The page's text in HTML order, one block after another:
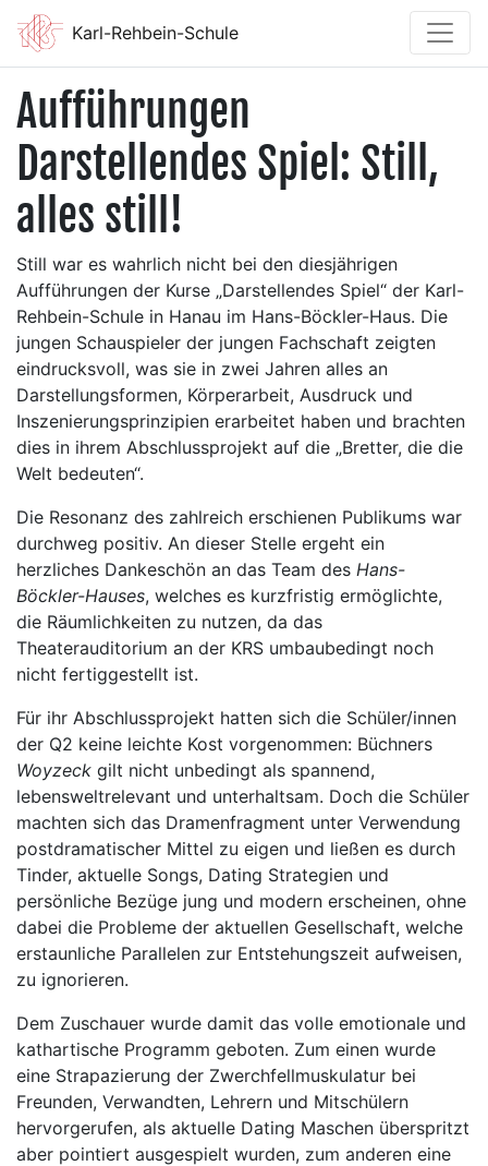
Karl-Rehbein-Schule
Aufführungen
Darstellendes Spiel: Still,
alles still!
Still war es wahrlich nicht bei den diesjährigen
Aufführungen der Kurse „Darstellendes Spiel“ der Karl-
Rehbein-Schule in Hanau im Hans-Böckler-Haus. Die
jungen Schauspieler der jungen Fachschaft zeigten
eindrucksvoll, was sie in zwei Jahren alles an
Darstellungsformen, Körperarbeit, Ausdruck und
Inszenierungsprinzipien erarbeitet haben und brachten
dies in ihrem Abschlussprojekt auf die „Bretter, die die
Welt bedeuten“.
Die Resonanz des zahlreich erschienen Publikums war
durchweg positiv. An dieser Stelle ergeht ein
herzliches Dankeschön an das Team des Hans-
Böckler-Hauses, welches es kurzfristig ermöglichte,
die Räumlichkeiten zu nutzen, da das
Theaterauditorium an der KRS umbaubedingt noch
nicht fertiggestellt ist.
Für ihr Abschlussprojekt hatten sich die Schüler/innen
der Q2 keine leichte Kost vorgenommen: Büchners
Woyzeck gilt nicht unbedingt als spannend,
lebensweltrelevant und unterhaltsam. Doch die Schüler
machten sich das Dramenfragment unter Verwendung
postdramatischer Mittel zu eigen und ließen es durch
Tinder, aktuelle Songs, Dating Strategien und
persönliche Bezüge jung und modern erscheinen, ohne
dabei die Probleme der aktuellen Gesellschaft, welche
erstaunliche Parallelen zur Entstehungszeit aufweisen,
zu ignorieren.
Dem Zuschauer wurde damit das volle emotionale und
kathartische Programm geboten. Zum einen wurde
eine Strapazierung der Zwerchfellmuskulatur bei
Freunden, Verwandten, Lehrern und Mitschülern
hervorgerufen, als aktuelle Dating Maschen überspritzt
aber pointiert ausgespielt wurden, zum anderen eine